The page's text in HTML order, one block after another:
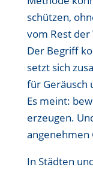
schützen,
vom Rest der
Der Begriff
setzt sich
für Geräusch
Es meint:
erzeugen.
angenehmen
In Städten